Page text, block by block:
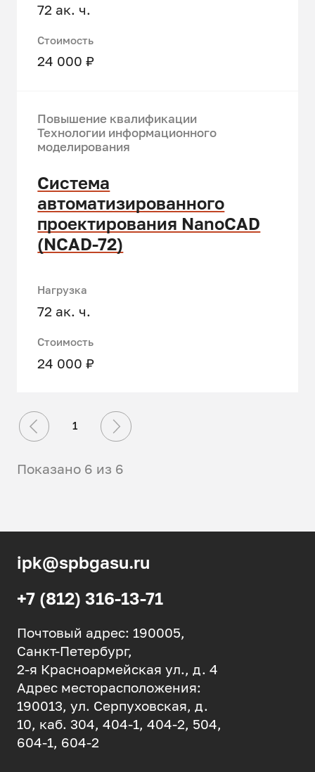
72 ак. ч.
Стоимость
24 000 ₽
Повышение квалификации
Технологии информационного
моделирования
Система
автоматизированного
проектирования NanoCAD
(NCAD-72)
Нагрузка
72 ак. ч.
Стоимость
24 000 ₽
1
Показано 6 из 6
ipk@spbgasu.ru
+7 (812) 316-13-71
Почтовый адрес: 190005,
Санкт-Петербург,
2-я Красноармейская ул., д. 4
Адрес месторасположения:
190013, ул. Серпуховская, д.
10, каб. 304, 404-1, 404-2, 504,
604-1, 604-2